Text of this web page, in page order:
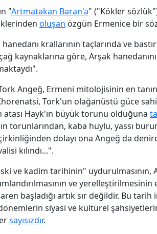
"Artmatakan Baran'a" ("Kökler
oluşan özgün Ermenice bir
krallarının taçlarında ve
kaynaklarına göre, Arşak
Angeğ, Ermeni mitolojisinin en
Tork'un olağanüstü güce
Hayk'ın büyük torunu olduğuna
torunlarından, kaba huylu, yassı
çirkinliğinden dolayı ona Angeğ da
kılındı...".
ve kadim tarihinin" uydurulmasının,
ve yerelleştirilmesinin
başladığı artık sır değildir. Bu tarih
siyasi ve kültürel
sayısızdır.